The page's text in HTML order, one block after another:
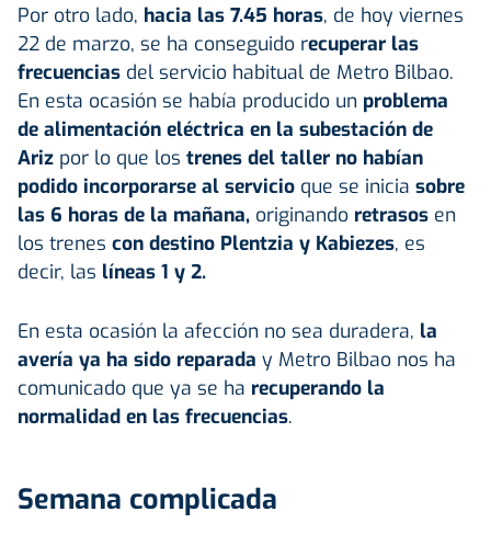
Por otro lado, hacia las 7.45 horas, de hoy viernes
22 de marzo, se ha conseguido recuperar las
frecuencias del servicio habitual de Metro Bilbao.
En esta ocasión se había producido un problema
de alimentación eléctrica en la subestación de
Ariz por lo que los trenes del taller no habían
podido incorporarse al servicio que se inicia sobre
las 6 horas de la mañana, originando retrasos en
los trenes con destino Plentzia y Kabiezes, es
decir, las líneas 1 y 2.
En esta ocasión la afección no sea duradera, la
avería ya ha sido reparada y Metro Bilbao nos ha
comunicado que ya se ha recuperando la
normalidad en las frecuencias.
Semana complicada